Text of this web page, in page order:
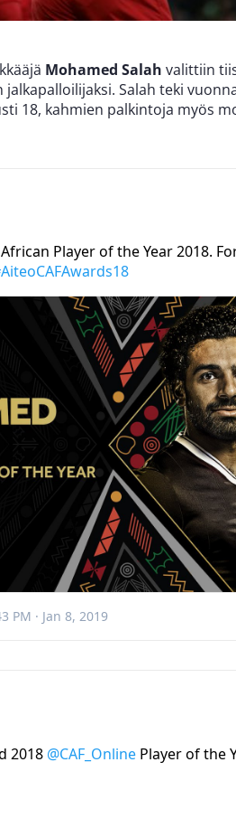
Mohamed Salah valittiin
Salah teki
18, kahmien palkintoja myös
Player of the Year 2018.
PM · Jan 8, 2019
2018 @CAF_OnlinePlayer of the